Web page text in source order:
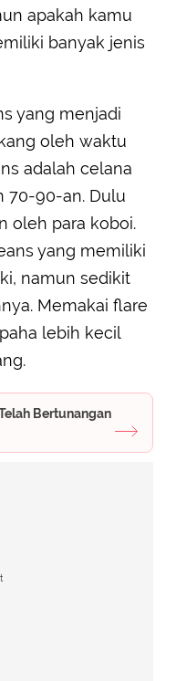
apakah kamu
banyak jenis
yang menjadi
oleh waktu
adalah celana
70-90-an. Dulu
oleh para koboi.
yang memiliki
namun sedikit
Memakai flare
lebih kecil
Bertunangan